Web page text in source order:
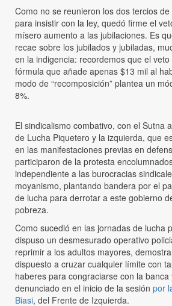
Como no se reunieron los dos tercios
para insistir con la ley, quedó firme el
mísero aumento a las jubilaciones. Es
recae sobre los jubilados y jubiladas,
en la indigencia: recordemos que el
fórmula que añade apenas $13 mil al
modo de “recomposición” plantea un
8%.
El sindicalismo combativo, con el Sutna
de Lucha Piquetero y la izquierda, que
en las manifestaciones previas en
participaron de la protesta
independiente a las burocracias
moyanismo, plantando bandera por el
de lucha para derrotar a este gobierno
pobreza.
Como sucedió en las jornadas de lucha
dispuso un desmesurado operativo
reprimir a los adultos mayores,
dispuesto a cruzar cualquier límite con
haberes para congraciarse con la
denunciado en el inicio de la sesión por
Biasi, del Frente de Izquierda.